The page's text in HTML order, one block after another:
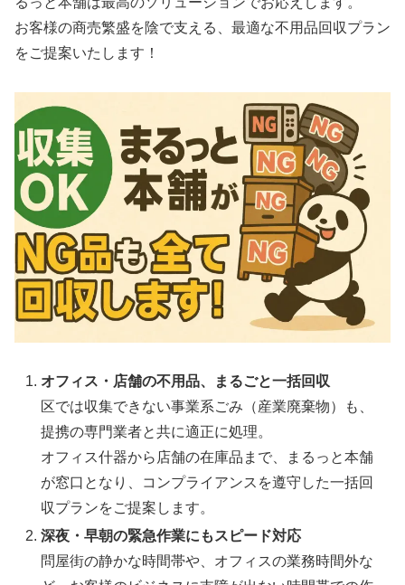
お客様の商売繁盛を陰で支える、最適な不用品回収プラン
をご提案いたします！
オフィス・店舗の不用品、まるごと一括回収
区では収集できない事業系ごみ（産業廃棄物）も、
提携の専門業者と共に適正に処理。
オフィス什器から店舗の在庫品まで、まるっと本舗
が窓口となり、コンプライアンスを遵守した一括回
収プランをご提案します。
深夜・早朝の緊急作業にもスピード対応
問屋街の静かな時間帯や、オフィスの業務時間外な